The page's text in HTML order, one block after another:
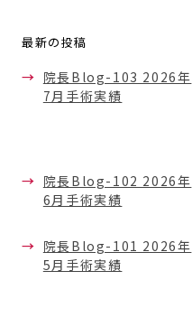
正秋会について
医療機器紹介
論文
手術実績
医療関係者の方へ
最新の投稿
院長Blog-103 2026年
7月手術実績
院長Blog-102 2026年
6月手術実績
院長Blog-101 2026年
5月手術実績